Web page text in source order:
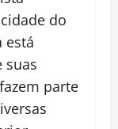
do
está
suas
parte